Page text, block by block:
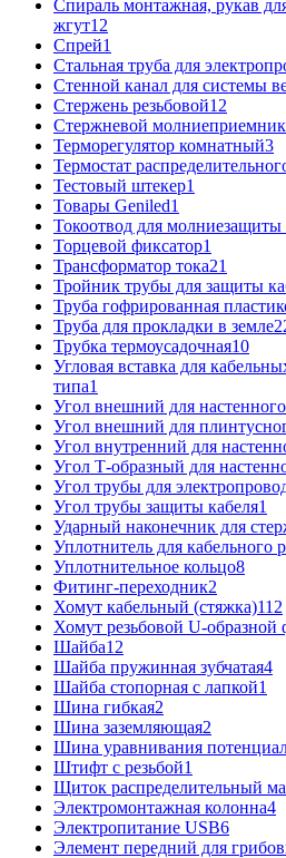
Спираль монтажная, рукав
жгут12
Спрей1
Стальная труба для
Стенной канал для системы
Стержень резьбовой12
Стержневой
Терморегулятор комнатный3
Термостат
Тестовый штекер1
Товары Geniled1
Токоотвод для молниезащиты
Торцевой фиксатор1
Трансформатор тока21
Тройник трубы для защиты
Труба гофрированная
Труба для прокладки в земле
Трубка термоусадочная10
Угловая вставка для
типа1
Угол внешний для настенного
Угол внешний для
Угол внутренний для
Угол Т-образный для
Угол трубы для
Угол трубы защиты кабеля1
Ударный наконечник для
Уплотнитель для кабельного
Уплотнительное кольцо8
Фитинг-переходник2
Хомут кабельный (стяжка)112
Хомут резьбовой U-
Шайба12
Шайба пружинная зубчатая4
Шайба стопорная с лапкой1
Шина гибкая2
Шина заземляющая2
Шина уравнивания
Штифт с резьбой1
Щиток распределительный
Электромонтажная колонна4
Электропитание USB6
Элемент передний для